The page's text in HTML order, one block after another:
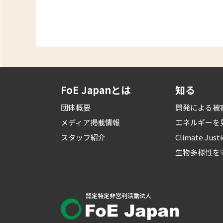
FoE Japanとは
団体概要
メディア掲載情報
スタッフ紹介
知る
開発による被
エネルギーを
Climate
生物多様性を
認定特定非営利活動法人